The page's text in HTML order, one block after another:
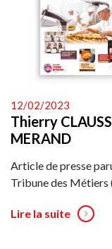
12/02/2023
Thierry
MERAND
Article de presse
Tribune des Métiers
Lire la suite